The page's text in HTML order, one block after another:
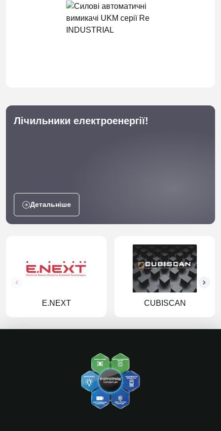
Лічильники електроенергії!
Детальніше
E.NEXT CUBISCAN